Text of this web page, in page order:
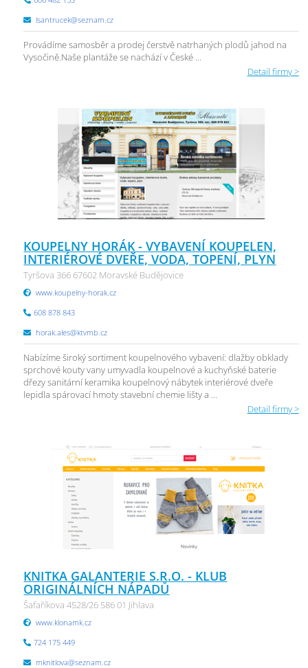
lsantrucek@seznam.cz
Provádíme samosběr a prodej čerstvě natrhaných plodů jahod na
Vysočině.Naše plantáže se nachází v České ...
Detail firmy >
KOUPELNY HORÁK - VYBAVENÍ KOUPELEN,
INTERIÉROVÉ DVEŘE, VODA, TOPENÍ, PLYN
Tyršova 366 67602 Moravské Budějovice
www.koupelny-horak.cz
608 878 843
horak.ales@ktvmb.cz
Nabízíme široký sortiment koupelnového vybavení: dlažby obklady
sprchové kouty vany umyvadla koupelnové a kuchyňské baterie
dřezy sanitární keramika koupelnový nábytek interiérové dveře
lepidla spárovací hmoty stavební chemie lišty a ...
Detail firmy >
KNITKA GALANTERIE S.R.O. - KLUB
ORIGINÁLNÍCH NÁPADŮ
Šafaříkova 4528/26 586 01 Jihlava
www.klonamk.cz
724 175 449
mknitlova@seznam.cz